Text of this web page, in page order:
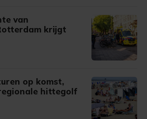
van
krijgt
op komst,
hittegolf